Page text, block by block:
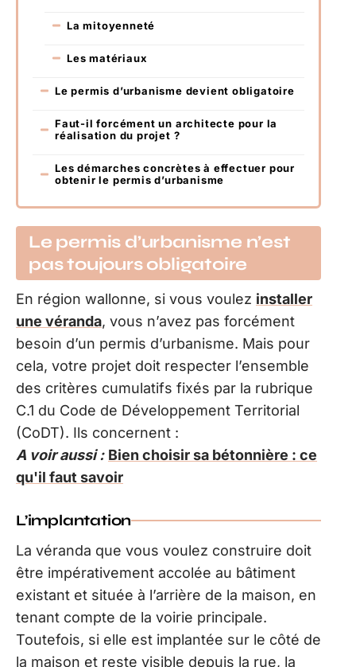
La mitoyenneté
Les matériaux
Le permis d’urbanisme devient obligatoire
Faut-il forcément un architecte pour la
réalisation du projet ?
Les démarches concrètes à effectuer pour
obtenir le permis d’urbanisme
Le permis d’urbanisme n’est
pas toujours obligatoire
En région wallonne, si vous voulez installer
une véranda, vous n’avez pas forcément
besoin d’un permis d’urbanisme. Mais pour
cela, votre projet doit respecter l’ensemble
des critères cumulatifs fixés par la rubrique
C.1 du Code de Développement Territorial
(CoDT). Ils concernent :
A voir aussi : Bien choisir sa bétonnière : ce
qu'il faut savoir
L’implantation
La véranda que vous voulez construire doit
être impérativement accolée au bâtiment
existant et située à l’arrière de la maison, en
tenant compte de la voirie principale.
Toutefois, si elle est implantée sur le côté de
la maison et reste visible depuis la rue, la